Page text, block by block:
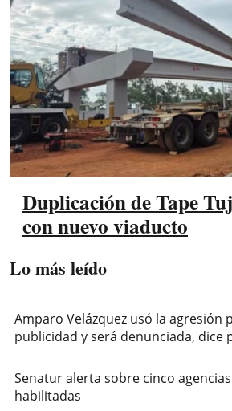
Duplicación de Tape
con nuevo viaducto
Lo más leído
Amparo Velázquez usó la agresión
publicidad y será denunciada, dice
Senatur alerta sobre cinco
habilitadas